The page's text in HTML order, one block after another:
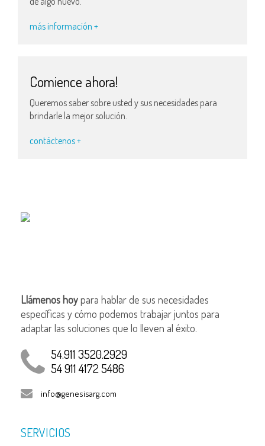
más información +
Comience ahora!
Queremos saber sobre usted y sus necesidades para
brindarle la mejor solución.
contáctenos +
Llámenos hoypara hablar de sus necesidades
específicas y cómo podemos trabajar juntos para
adaptar las soluciones que lo lleven al éxito.
54.911 3520.2929
54 911 4172 5486
info@genesisarg.com
SERVICIOS